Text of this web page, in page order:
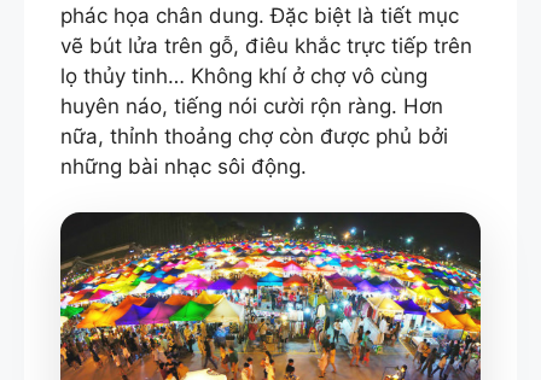
phác họa chân dung. Đặc biệt là tiết mục
vẽ bút lửa trên gỗ, điêu khắc trực tiếp trên
lọ thủy tinh… Không khí ở chợ vô cùng
huyên náo, tiếng nói cười rộn ràng. Hơn
nữa, thỉnh thoảng chợ còn được phủ bởi
những bài nhạc sôi động.